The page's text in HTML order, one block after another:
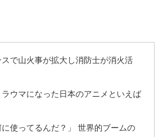
で山火事が拡大し消防士が消火活
ウマになった日本のアニメといえば
使ってるんだ？」 世界的ブームの